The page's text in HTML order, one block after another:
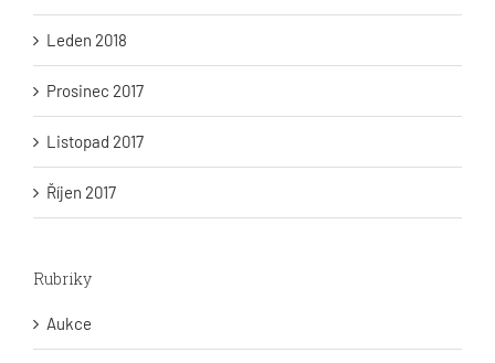
Leden 2018
Prosinec 2017
Listopad 2017
Říjen 2017
Rubriky
Aukce